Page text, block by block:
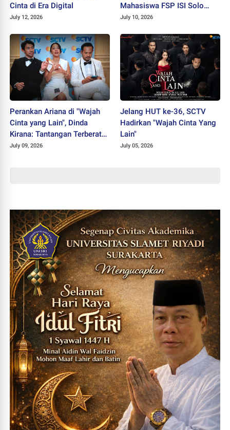
Cinta di Era Digital
July 12, 2026
Mahasiswa FSP ISI Solo
Sabet Juara II PEKSIMIDA
July 10, 2026
Perankan Ariana di "Wajah
Cinta yang Lain", Dinda
Kirana: Tantangan Terberat
Selama Berkarier
July 09, 2026
Jelang HUT ke-36, SCTV
Hadirkan "Wajah Cinta Yang
Lain"
July 05, 2026